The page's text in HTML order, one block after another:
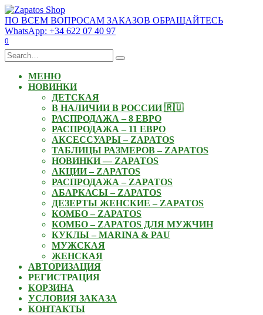
Skip
to
content
ПО ВСЕМ ВОПРОСАМ ЗАКАЗОВ ОБРАЩАЙТЕСЬ
WhatsApp: +34 622 07 40 97
0
Search
for:
МЕНЮ
НОВИНКИ
ДЕТСКАЯ
В НАЛИЧИИ В РОССИИ 🇷🇺
РАСПРОДАЖА – 8 ЕВРО
РАСПРОДАЖА – 11 ЕВРО
АКСЕССУАРЫ – ZAPATOS
ТАБЛИЦЫ РАЗМЕРОВ – ZAPATOS
НОВИНКИ — ZAPATOS
АКЦИИ – ZAPATOS
РАСПРОДАЖА – ZAPATOS
АБАРКАСЫ – ZAPATOS
ДЕЗЕРТЫ ЖЕНСКИЕ – ZAPATOS
КОМБО – ZAPATOS
КОМБО – ZAPATOS ДЛЯ МУЖЧИН
КУКЛЫ – MARINA & PAU
МУЖСКАЯ
ЖЕНСКАЯ
АВТОРИЗАЦИЯ
РЕГИСТРАЦИЯ
КОРЗИНА
УСЛОВИЯ ЗАКАЗА
КОНТАКТЫ